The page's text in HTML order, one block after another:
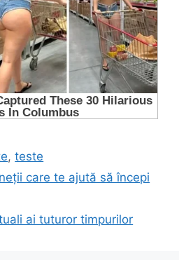
,teste
care te ajută să începi
ai tuturor timpurilor